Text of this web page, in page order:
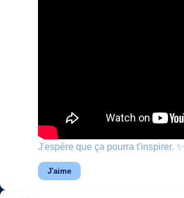
J'espère que ça pourra t'inspirer. ✨
J'aime